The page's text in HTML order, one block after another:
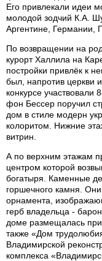
Его привлекали идеи
молодой зодчий К.А.
Аргентине, Германии,
По возвращении на
курорт Халлила на
постройки привлёк к
был, напротив церкви
конкурсе участвовали
фон Бессер поручил
дом в стиле модерн
колоритом. Нижние
витрин.
А по верхним этажам
центром которой
богатыря. Каменные
горшечного камня.
орнамента,
герб владельца -
доме размещалась
также «Дом
Владимирской
комплекса